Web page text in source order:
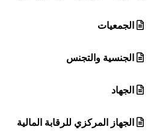
الجمعيات
الجنسية والتجنس
الجهاد
الجهاز المركزي للرقابة المالية